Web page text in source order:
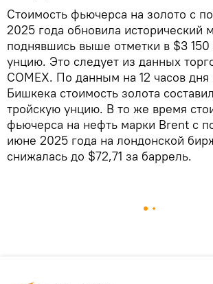
Стоимость фьючерса на золото с
2025 года обновила исторический
поднявшись выше отметки в $3 150
унцию. Это следует из данных
COMEX. По данным на 12 часов
Бишкека стоимость золота
тройскую унцию. В то же время
фьючерса на нефть марки Brent с
июне 2025 года на лондонской
снижалась до $72,71 за баррель.